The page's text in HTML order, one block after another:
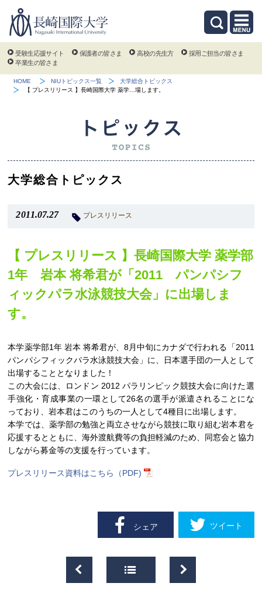
受験生応援サイト 保護者の皆さま 高校の先生方
採用ご担当の皆さま
卒業生の皆さま
HOME NIUトピックス一覧
大学総合トピックス
【 プレスリリース 】長崎国際大学 薬学…場します。
大学総合トピックス
2011.07.27 プレスリリース
【 プレスリリース 】長崎国際大学 薬学部
1年 岩本 将希君が「2011 パンパシフ
ィックパラ水泳競技大会」に出場しま
す。
本学薬学部1年 岩本 将希君が、8月中旬にカナダで行われる「2011
パンパシフィックパラ水泳競技大会」に、日本選手団の一人として
出場することとなりました！
この大会には、ロンドン 2012 パラリンピック競技大会に向けた選
手強化・育成事業の一環として26名の選手が派遣されることにな
っており、岩本君はこのうちの一人として4種目に出場します。
本学では、薬学部の勉強と両立させながら競技に取り組む岩本君を
応援するとともに、海外渡航費等の負担軽減のため、同窓会と協力
しながら募金等の支援を行っています。
プレスリリース資料はこちら（PDF)
シェア ツイート